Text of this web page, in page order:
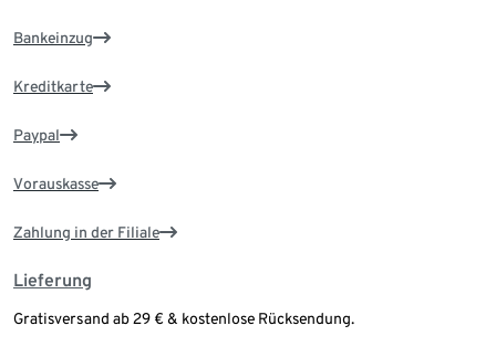
Bankeinzug
Kreditkarte
Paypal
Vorauskasse
Zahlung in der Filiale
Lieferung
Gratisversand ab 29 € & kostenlose Rücksendung.